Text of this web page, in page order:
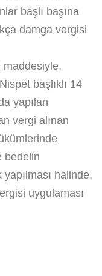
başlı başına
damga vergisi
maddesiyle,
başlıklı 14
yapılan
vergi alınan
bedelin
yapılması halinde,
uygulaması